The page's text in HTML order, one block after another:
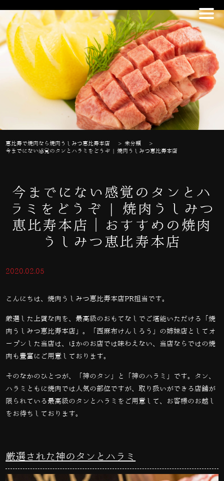
恵比寿で焼肉なら焼肉うしみつ恵比寿本店 >未分類
>
今までにない感覚のタンとハラミをどうぞ | 焼肉うしみつ恵比寿本店
今までにない感覚のタンとハ
ラミをどうぞ | 焼肉うしみつ
恵比寿本店｜おすすめの焼肉
うしみつ恵比寿本店
2020.02.05
こんにちは、焼肉うしみつ恵比寿本店PR担当です。
厳選した上質な肉を、最高級のおもてなしでご堪能いただける「焼
肉うしみつ恵比寿本店」。「西麻布けんしろう」の姉妹店としてオ
ープンした当店は、ほかのお店では味わえない、当店ならではの焼
肉も豊富にご用意しております。
そのなかのひとつが、「神のタン」と「神のハラミ」です。タン、
ハラミともに焼肉では人気の部位ですが、取り扱いができる店舗が
限られている最高級のタンとハラミをご用意して、お客様のお越し
をお待ちしております。
厳選された神のタンとハラミ